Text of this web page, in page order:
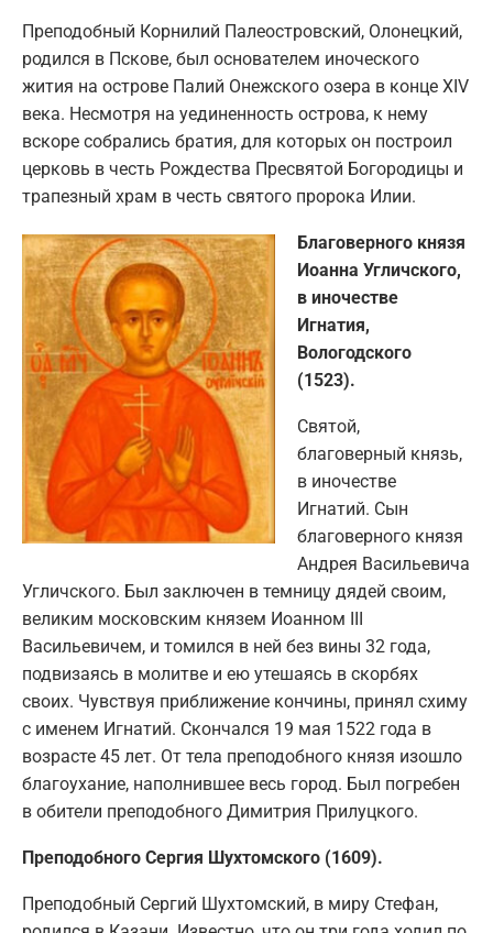
Преподобный Корнилий Палеостровский, Олонецкий,
родился в Пскове, был основателем иноческого
жития на острове Палий Онежского озера в конце XIV
века. Несмотря на уединенность острова, к нему
вскоре собрались братия, для которых он построил
церковь в честь Рождества Пресвятой Богородицы и
трапезный храм в честь святого пророка Илии.
Благоверного князя
Иоанна Угличского,
в иночестве
Игнатия,
Вологодского
(1523).
Святой,
благоверный князь,
в иночестве
Игнатий. Сын
благоверного князя
Андрея Васильевича
Угличского. Был заключен в темницу дядей своим,
великим московским князем Иоанном III
Васильевичем, и томился в ней без вины 32 года,
подвизаясь в молитве и ею утешаясь в скорбях
своих. Чувствуя приближение кончины, принял схиму
с именем Игнатий. Скончался 19 мая 1522 года в
возрасте 45 лет. От тела преподобного князя изошло
благоухание, наполнившее весь город. Был погребен
в обители преподобного Димитрия Прилуцкого.
Преподобного Сергия Шухтомского (1609).
Преподобный Сергий Шухтомский, в миру Стефан,